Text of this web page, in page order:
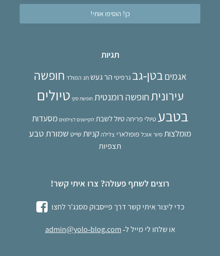
תגיות
אגמים בטן-גב גרפיטי הר געש חג המולד חופשה
עירוניתחופשה רומנטית חופשת סקי טיולים
בטבע טיולי פריחה טיול לשבת לוקיישנים לצילומים מסעדות
מומלצותסיור אוכל פופולארי צלילהקניותשייט שמורת טבע
תצפיות
רוצים לשתף פעולה? צרו איתי קשר!
כדי ליצור איתי קשר דרך פייסבוק מסנג'ר לחצו
אושלחו לי מיילל-admin@yolo-blog.com